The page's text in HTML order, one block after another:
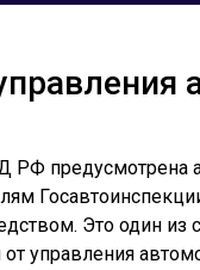
предусмотрена
Это один из
от управления